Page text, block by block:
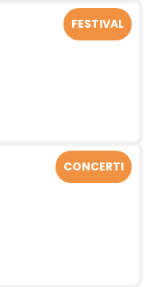
FESTIVAL
CONCERTI